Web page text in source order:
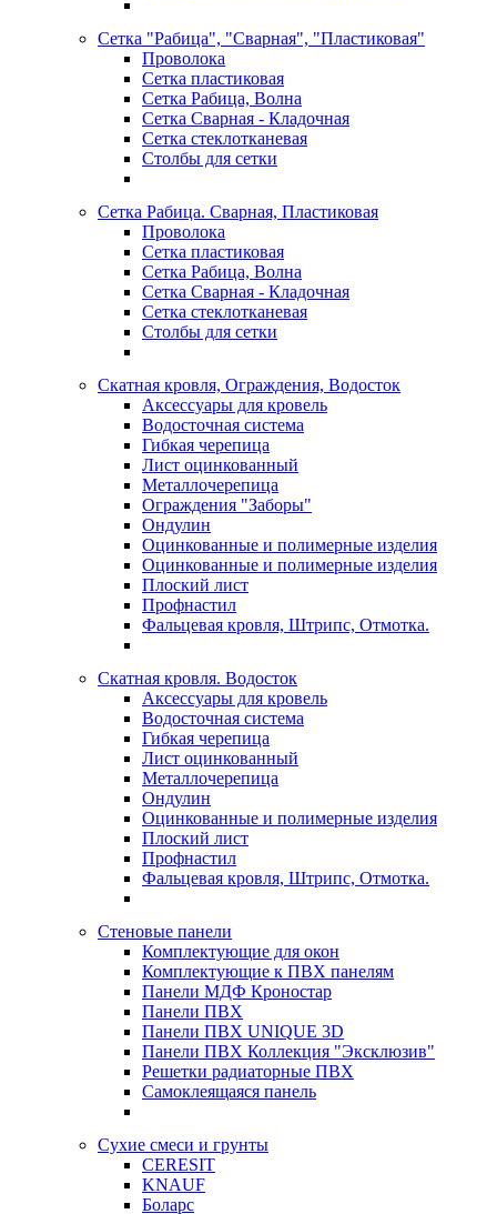
Сетка "Рабица", "Сварная", "Пластиковая"
Проволока
Сетка пластиковая
Сетка Рабица, Волна
Сетка Сварная - Кладочная
Сетка стеклотканевая
Столбы для сетки
Сетка Рабица. Сварная, Пластиковая
Проволока
Сетка пластиковая
Сетка Рабица, Волна
Сетка Сварная - Кладочная
Сетка стеклотканевая
Столбы для сетки
Скатная кровля, Ограждения, Водосток
Аксессуары для кровель
Водосточная система
Гибкая черепица
Лист оцинкованный
Металлочерепица
Ограждения "Заборы"
Ондулин
Оцинкованные и полимерные изделия
Оцинкованные и полимерные изделия
Плоский лист
Профнастил
Фальцевая кровля, Штрипс, Отмотка.
Скатная кровля. Водосток
Аксессуары для кровель
Водосточная система
Гибкая черепица
Лист оцинкованный
Металлочерепица
Ондулин
Оцинкованные и полимерные изделия
Плоский лист
Профнастил
Фальцевая кровля, Штрипс, Отмотка.
Стеновые панели
Комплектующие для окон
Комплектующие к ПВХ панелям
Панели МДФ Кроностар
Панели ПВХ
Панели ПВХ UNIQUE 3D
Панели ПВХ Коллекция "Эксклюзив"
Решетки радиаторные ПВХ
Самоклеящаяся панель
Сухие смеси и грунты
CERESIT
KNAUF
Боларс